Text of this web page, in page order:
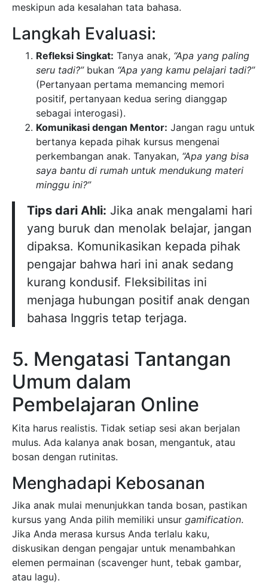
meskipun ada kesalahan tata bahasa.
Langkah Evaluasi:
Refleksi Singkat: Tanya anak, “Apa yang paling
seru tadi?”bukan “Apa yang kamu pelajari tadi?”
(Pertanyaan pertama memancing memori
positif, pertanyaan kedua sering dianggap
sebagai interogasi).
Komunikasi dengan Mentor: Jangan ragu untuk
bertanya kepada pihak kursus mengenai
perkembangan anak. Tanyakan, “Apa yang bisa
saya bantu di rumah untuk mendukung materi
minggu ini?”
Tips dari Ahli: Jika anak mengalami hari
yang buruk dan menolak belajar, jangan
dipaksa. Komunikasikan kepada pihak
pengajar bahwa hari ini anak sedang
kurang kondusif. Fleksibilitas ini
menjaga hubungan positif anak dengan
bahasa Inggris tetap terjaga.
5. Mengatasi Tantangan
Umum dalam
Pembelajaran Online
Kita harus realistis. Tidak setiap sesi akan berjalan
mulus. Ada kalanya anak bosan, mengantuk, atau
bosan dengan rutinitas.
Menghadapi Kebosanan
Jika anak mulai menunjukkan tanda bosan, pastikan
kursus yang Anda pilih memiliki unsur gamification.
Jika Anda merasa kursus Anda terlalu kaku,
diskusikan dengan pengajar untuk menambahkan
elemen permainan (scavenger hunt, tebak gambar,
atau lagu).